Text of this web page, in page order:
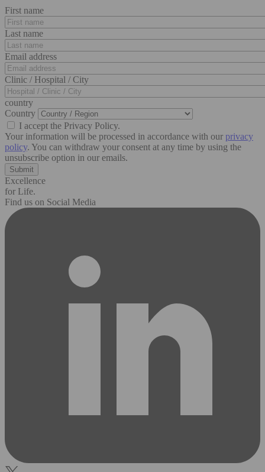
First name
Last name
Email address
Clinic / Hospital / City
country
Country
I accept the Privacy Policy.
Your information will be processed in accordance with our privacy
policy. You can withdraw your consent at any time by using the
unsubscribe option in our emails.
Excellence
for Life.
Find us on Social Media